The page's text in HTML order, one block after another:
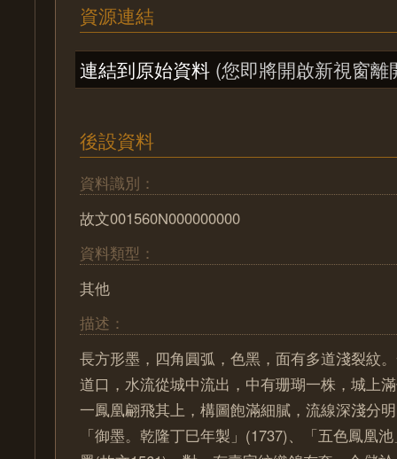
資源連結
連結到原始資料 (您即將開啟新視窗離
後設資料
資料識別：
故文001560N000000000
資料類型：
其他
描述：
長方形墨，四角圓弧，色黑，面有多道淺裂紋
道口，水流從城中流出，中有珊瑚一株，城上
一鳳凰翩飛其上，構圖飽滿細膩，流線深淺分
「御墨。乾隆丁巳年製」(1737)、「五色鳳凰